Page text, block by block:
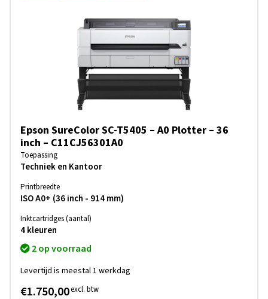
Epson SureColor SC-T5405 – A0 Plotter – 36
inch – C11CJ56301A0
Toepassing
Techniek en Kantoor
Printbreedte
ISO A0+ (36 inch - 914 mm)
Inktcartridges (aantal)
4 kleuren
2 op voorraad
Levertijd is meestal 1 werkdag
€1.750,00excl. btw